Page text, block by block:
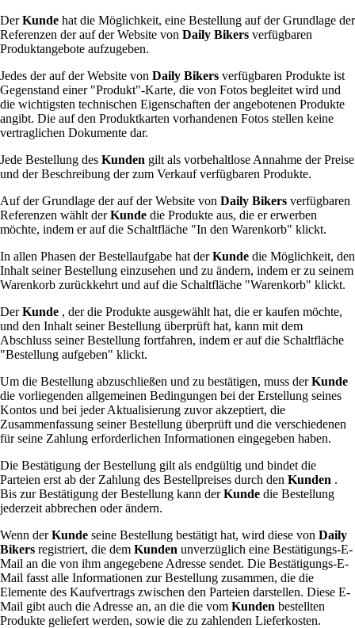
DerKunde hat die Möglichkeit, eine Bestellung auf der Grundlage der
Referenzen der auf der Website von Daily Bikers verfügbaren
Produktangebote aufzugeben.
Jedes der auf der Website von Daily Bikers verfügbaren Produkte ist
Gegenstand einer "Produkt"-Karte, die von Fotos begleitet wird und
die wichtigsten technischen Eigenschaften der angebotenen Produkte
angibt. Die auf den Produktkarten vorhandenen Fotos stellen keine
vertraglichen Dokumente dar.
Jede Bestellung des Kunden gilt als vorbehaltlose Annahme der Preise
und der Beschreibung der zum Verkauf verfügbaren Produkte.
Auf der Grundlage der auf der Website von Daily Bikers verfügbaren
Referenzen wählt derKunde die Produkte aus, die er erwerben
möchte, indem er auf die Schaltfläche "In den Warenkorb" klickt.
In allen Phasen der Bestellaufgabe hat derKunde die Möglichkeit, den
Inhalt seiner Bestellung einzusehen und zu ändern, indem er zu seinem
Warenkorb zurückkehrt und auf die Schaltfläche "Warenkorb" klickt.
DerKunde , der die Produkte ausgewählt hat, die er kaufen möchte,
und den Inhalt seiner Bestellung überprüft hat, kann mit dem
Abschluss seiner Bestellung fortfahren, indem er auf die Schaltfläche
"Bestellung aufgeben" klickt.
Um die Bestellung abzuschließen und zu bestätigen, muss derKunde
die vorliegenden allgemeinen Bedingungen bei der Erstellung seines
Kontos und bei jeder Aktualisierung zuvor akzeptiert, die
Zusammenfassung seiner Bestellung überprüft und die verschiedenen
für seine Zahlung erforderlichen Informationen eingegeben haben.
Die Bestätigung der Bestellung gilt als endgültig und bindet die
Parteien erst ab der Zahlung des Bestellpreises durch den Kunden .
Bis zur Bestätigung der Bestellung kann derKunde die Bestellung
jederzeit abbrechen oder ändern.
Wenn derKunde seine Bestellung bestätigt hat, wird diese von Daily
Bikers registriert, die dem Kunden unverzüglich eine Bestätigungs-E-
Mail an die von ihm angegebene Adresse sendet. Die Bestätigungs-E-
Mail fasst alle Informationen zur Bestellung zusammen, die die
Elemente des Kaufvertrags zwischen den Parteien darstellen. Diese E-
Mail gibt auch die Adresse an, an die die vom Kunden bestellten
Produkte geliefert werden, sowie die zu zahlenden Lieferkosten.